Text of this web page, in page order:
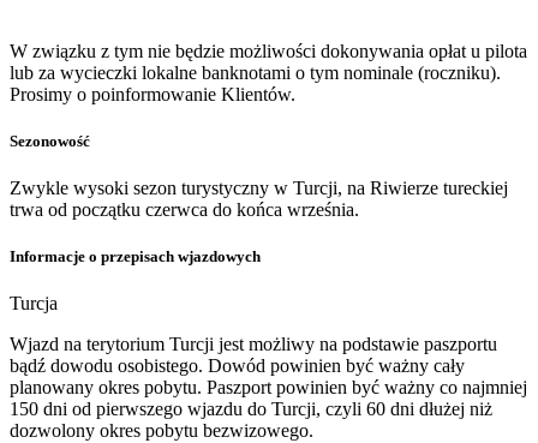
W związku z tym nie będzie możliwości dokonywania opłat u pilota
lub za wycieczki lokalne banknotami o tym nominale (roczniku).
Prosimy o poinformowanie Klientów.
Sezonowość
Zwykle wysoki sezon turystyczny w Turcji, na Riwierze tureckiej
trwa od początku czerwca do końca września.
Informacje o przepisach wjazdowych
Turcja
Wjazd na terytorium Turcji jest możliwy na podstawie paszportu
bądź dowodu osobistego. Dowód powinien być ważny cały
planowany okres pobytu. Paszport powinien być ważny co najmniej
150 dni od pierwszego wjazdu do Turcji, czyli 60 dni dłużej niż
dozwolony okres pobytu bezwizowego.